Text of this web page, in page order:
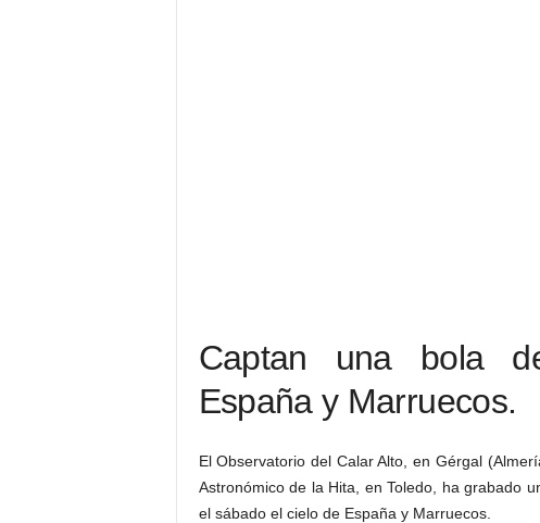
Captan una bola
España y Marruecos.
El Observatorio del Calar Alto, en Gérgal
Astronómico de la Hita, en Toledo, ha grabado
el sábado el cielo de España y Marruecos.